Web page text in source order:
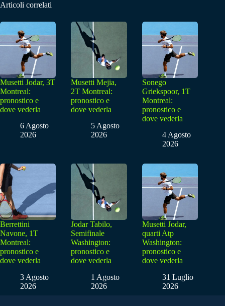
Articoli correlati
Musetti Jodar, 3T
Montreal:
pronostico e
dove vederla
6 Agosto
2026
Musetti Mejia,
2T Montreal:
pronostico e
dove vederla
5 Agosto
2026
Sonego
Griekspoor, 1T
Montreal:
pronostico e
dove vederla
4 Agosto
2026
Berrettini
Navone, 1T
Montreal:
pronostico e
dove vederla
3 Agosto
2026
Jodar Tabilo,
Semifinale
Washington:
pronostico e
dove vederla
1 Agosto
2026
Musetti Jodar,
quarti Atp
Washington:
pronostico e
dove vederla
31 Luglio
2026